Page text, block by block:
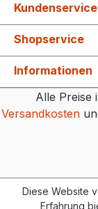
Kundenservice
Shopservice
Informationen
Alle Preise
Versandkosten
Diese Website
Erfahrung